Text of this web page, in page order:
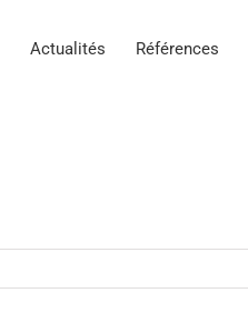
Actualités Références